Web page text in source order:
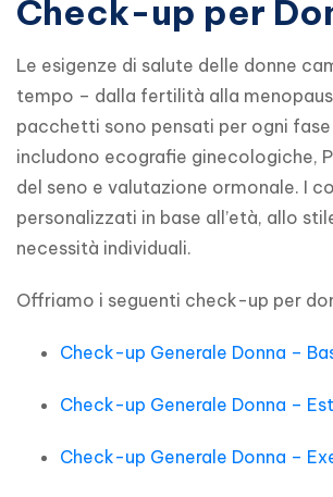
Check-up per
Le esigenze di salute delle donne
tempo – dalla fertilità alla
pacchetti sono pensati per ogni
includono ecografie ginecologiche,
del seno e valutazione ormonale. I
personalizzati in base all’età, allo
necessità individuali.
Offriamo i seguenti check-up per
Check-up Generale Donna –
Check-up Generale Donna –
Check-up Generale Donna –